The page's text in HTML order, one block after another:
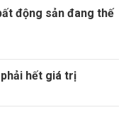
động sản đang thế
hết giá trị